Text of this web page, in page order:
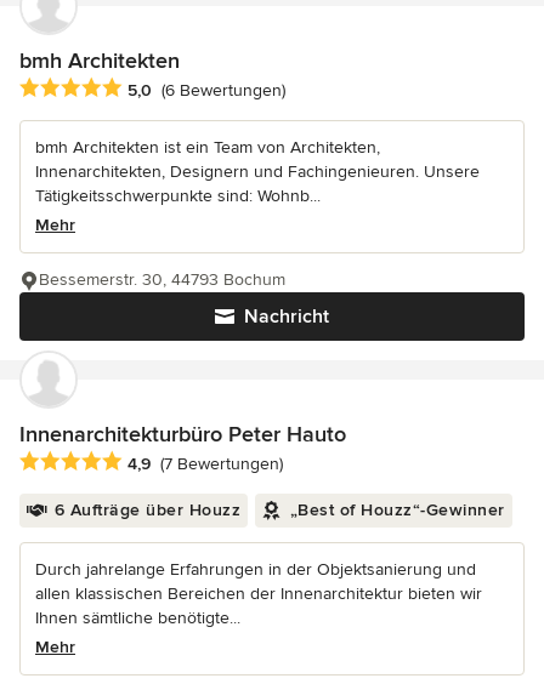
bmh Architekten
Durchschnittliche Bewertung: 5 von 5 Sternen
5,0 (6 Bewertungen)
bmh Architekten ist ein Team von Architekten,
Innenarchitekten, Designern und Fachingenieuren. Unsere
Tätigkeitsschwerpunkte sind: Wohnb...
Mehr
Nachricht
Bessemerstr. 30, 44793 Bochum
Innenarchitekturbüro Peter Hauto
Durchschnittliche Bewertung: 4.9 von 5 Sternen
4,9 (7 Bewertungen)
6 Aufträge über Houzz „Best of Houzz“-Gewinner
Durch jahrelange Erfahrungen in der Objektsanierung und
allen klassischen Bereichen der Innenarchitektur bieten wir
Ihnen sämtliche benötigte...
Mehr